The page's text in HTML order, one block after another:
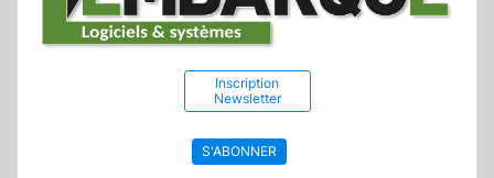
Inscription
Newsletter
S'ABONNER